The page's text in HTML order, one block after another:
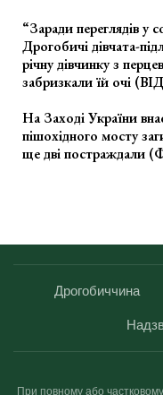
“Заради переглядів у
Дрогобичі дівчата-
річну дівчинку з
забризкали їй очі
На Заході України
пішохідного мосту
ще дві постраждали
Дрогобиччина
При повному або